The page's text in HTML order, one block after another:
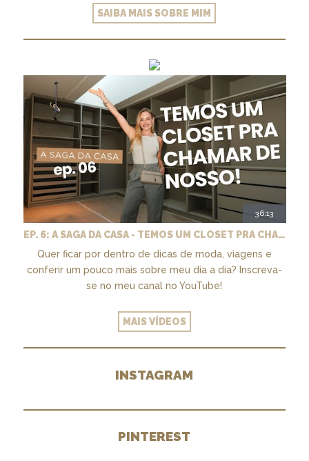
SAIBA MAIS SOBRE MIM
36:13
EP. 6: A SAGA DA CASA - TEMOS UM CLOSET PRA CHAMAR DE NOSSO + MARCENARIA E PAISAGISMO
Quer ficar por dentro de dicas de moda, viagens e
conferir um pouco mais sobre meu dia a dia? Inscreva-
se no meu canal no YouTube!
MAIS VÍDEOS
INSTAGRAM
PINTEREST